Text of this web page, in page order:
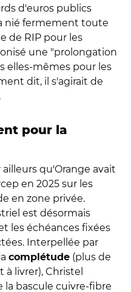
d'euros publics
nié fermement toute
de RIP pour les
une "prolongation
elles-mêmes pour les
dit, il s'agirait de
pour la
qu'Orange avait
en 2025 sur les
en zone privée.
est désormais
les échéances fixées
Interpellée par
complétude (plus de
livrer), Christel
la bascule cuivre-fibre